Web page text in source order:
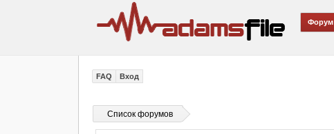
Форум
FAQ Вход
Список форумов